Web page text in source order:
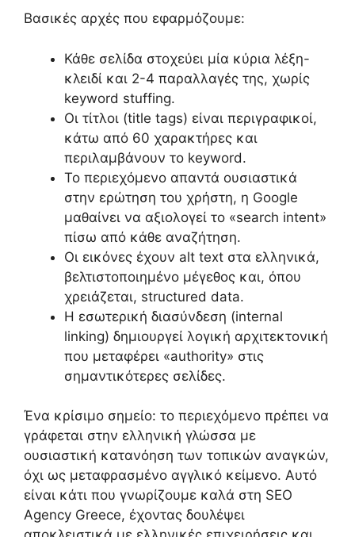
Βασικές αρχές που εφαρμόζουμε:
Κάθε σελίδα στοχεύει μία κύρια λέξη-
κλειδί και 2-4 παραλλαγές της, χωρίς
keyword stuffing.
Οι τίτλοι (title tags) είναι περιγραφικοί,
κάτω από 60 χαρακτήρες και
περιλαμβάνουν το keyword.
Το περιεχόμενο απαντά ουσιαστικά
στην ερώτηση του χρήστη, η Google
μαθαίνει να αξιολογεί το «search intent»
πίσω από κάθε αναζήτηση.
Οι εικόνες έχουν alt text στα ελληνικά,
βελτιστοποιημένο μέγεθος και, όπου
χρειάζεται, structured data.
Η εσωτερική διασύνδεση (internal
linking) δημιουργεί λογική αρχιτεκτονική
που μεταφέρει «authority» στις
σημαντικότερες σελίδες.
Ένα κρίσιμο σημείο: το περιεχόμενο πρέπει να
γράφεται στην ελληνική γλώσσα με
ουσιαστική κατανόηση των τοπικών αναγκών,
όχι ως μεταφρασμένο αγγλικό κείμενο. Αυτό
είναι κάτι που γνωρίζουμε καλά στη SEO
Agency Greece, έχοντας δουλέψει